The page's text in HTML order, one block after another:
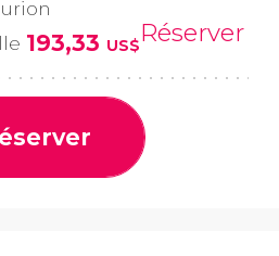
193,33 US$Réserver